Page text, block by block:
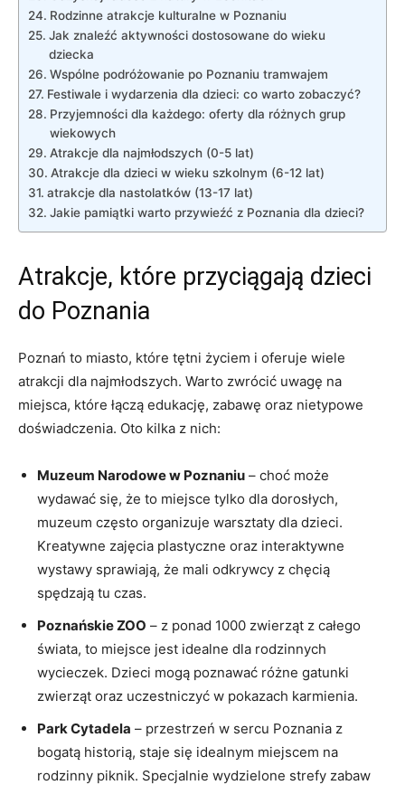
Rodzinne atrakcje kulturalne w Poznaniu
Jak znaleźć aktywności dostosowane do wieku
dziecka
Wspólne podróżowanie po Poznaniu tramwajem
Festiwale i wydarzenia ⁤dla dzieci: co warto zobaczyć?
Przyjemności dla każdego: oferty dla ​różnych ​grup
wiekowych
Atrakcje dla⁣ najmłodszych (0-5 lat)
Atrakcje ‌dla dzieci ‌w wieku szkolnym (6-12 ⁤lat)
atrakcje dla nastolatków (13-17 lat)
Jakie pamiątki ​warto przywieźć z Poznania dla dzieci?
Atrakcje, które przyciągają dzieci
do Poznania
Poznań to miasto, które tętni życiem i oferuje wiele
atrakcji dla najmłodszych. Warto zwrócić ​uwagę na
miejsca,⁢ które łączą​ edukację, zabawę oraz nietypowe
doświadczenia. ‍Oto ⁤kilka z nich:
Muzeum Narodowe w Poznaniu – choć może
⁤wydawać się, ‌że to miejsce tylko dla dorosłych,
muzeum często⁢ organizuje warsztaty⁢ dla dzieci. ​
Kreatywne zajęcia plastyczne oraz interaktywne
wystawy sprawiają, że mali odkrywcy z chęcią
spędzają tu czas.
Poznańskie ZOO – z ponad ⁢1000 zwierząt z całego
świata, to miejsce jest idealne dla rodzinnych
wycieczek. Dzieci ⁤mogą poznawać różne gatunki⁢
zwierząt oraz uczestniczyć​ w pokazach karmienia.
Park Cytadela –⁣ przestrzeń w sercu Poznania z
bogatą historią, ⁤staje się idealnym miejscem na
rodzinny ​piknik. ⁤Specjalnie ‌wydzielone strefy zabaw‌